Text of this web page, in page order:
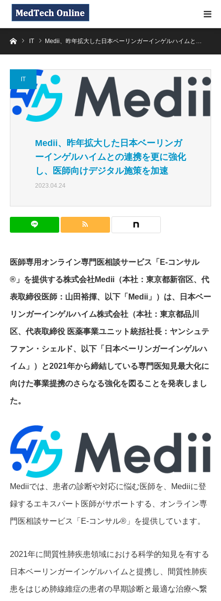
ホーム
IT Medii、昨年拡大した日本ベーリンガーインゲルハイムと…
IT
Medii、昨年拡大した日本ベーリンガ
ーインゲルハイムとの連携を更に強化
し、医師向けデジタル施策を加速
2023.04.24
医師専用オンライン専門医相談サービス「E-コンサル
®」を提供する株式会社Medii（本社：東京都新宿区、代
表取締役医師：山田裕揮、以下「Medii」）は、日本ベー
リンガーインゲルハイム株式会社（本社：東京都品川
区、代表取締役 医薬事業ユニット統括社長：ヤンシュテ
ファン・シェルド、以下「日本ベーリンガーインゲルハ
イム」）と2021年から締結している専門医知見最大化に
向けた事業提携のさらなる強化を図ることを発表しまし
た。
Mediiでは、患者の診断や対応に悩む医師を、Mediiに登
録するエキスパート医師がサポートする、オンライン専
門医相談サービス「E-コンサル®」を提供しています。
2021年に間質性肺疾患領域における科学的知見を有する
日本ベーリンガーインゲルハイムと提携し、間質性肺疾
患をはじめ肺線維症の患者の早期診断と最適な治療へ繋